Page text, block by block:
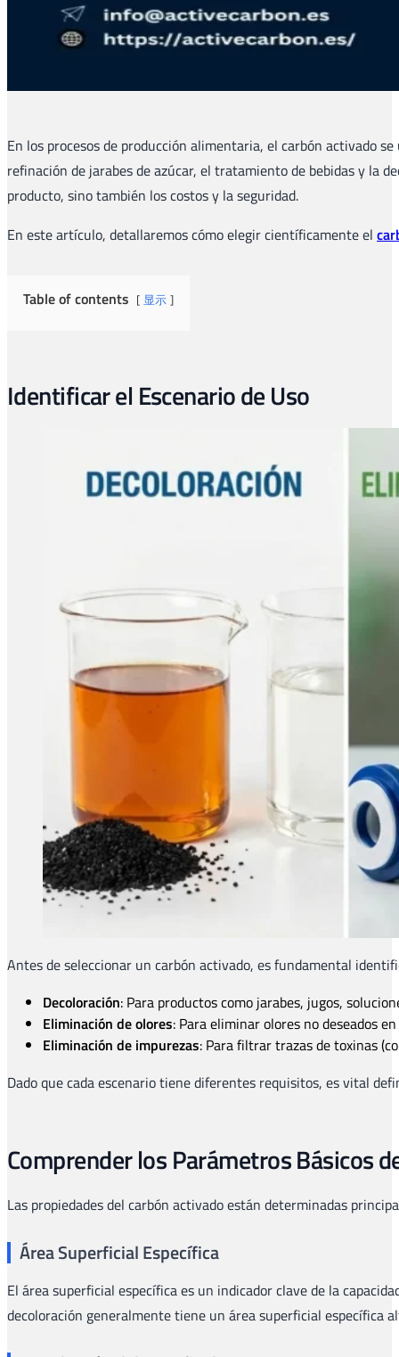
En los procesos de producción alimentaria, el carbón activado
refinación de jarabes de azúcar, el tratamiento de bebidas y la
producto, sino también los costos y la seguridad.
En este artículo, detallaremos cómo elegir científicamente el
Table of contents 显示
Identificar el Escenario de Uso
Antes de seleccionar un carbón activado, es fundamental
Decoloración: Para productos como jarabes, jugos,
Eliminación de olores: Para eliminar olores no deseados
Eliminación de impurezas: Para filtrar trazas de toxinas
Dado que cada escenario tiene diferentes requisitos, es vital
Comprender los Parámetros Básicos
Las propiedades del carbón activado están determinadas
Área Superficial Específica
El área superficial específica es un indicador clave de la
decoloración generalmente tiene un área superficial específica